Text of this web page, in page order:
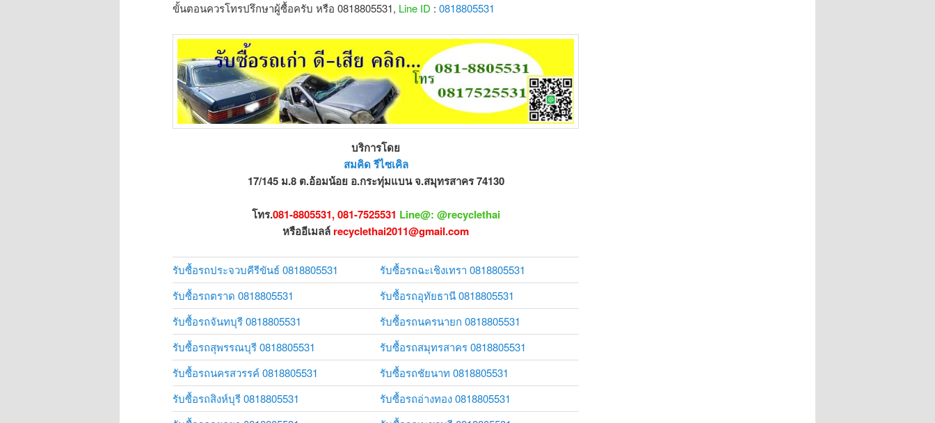
ขั้นตอนควรโทรปรึกษาผู้ซื้อครับ หรือ 0818805531, Line ID : 0818805531
บริการโดย
สมคิด รีไซเคิล
17/145 ม.8 ต.อ้อมน้อย อ.กระทุ่มแบน จ.สมุทรสาคร 74130
โทร.081-8805531, 081-7525531 Line@: @recyclethai
หรืออีเมลล์ recyclethai2011@gmail.com
รับซื้อรถประจวบคีรีขันธ์ 0818805531
รับซื้อรถฉะเชิงเทรา 0818805531
รับซื้อรถตราด 0818805531
รับซื้อรถอุทัยธานี 0818805531
รับซื้อรถจันทบุรี 0818805531
รับซื้อรถนครนายก 0818805531
รับซื้อรถสุพรรณบุรี 0818805531
รับซื้อรถสมุทรสาคร 0818805531
รับซื้อรถนครสวรรค์ 0818805531
รับซื้อรถชัยนาท 0818805531
รับซื้อรถสิงห์บุรี 0818805531
รับซื้อรถอ่างทอง 0818805531